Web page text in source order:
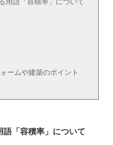
ームや建築のポイント
語「容積率」について